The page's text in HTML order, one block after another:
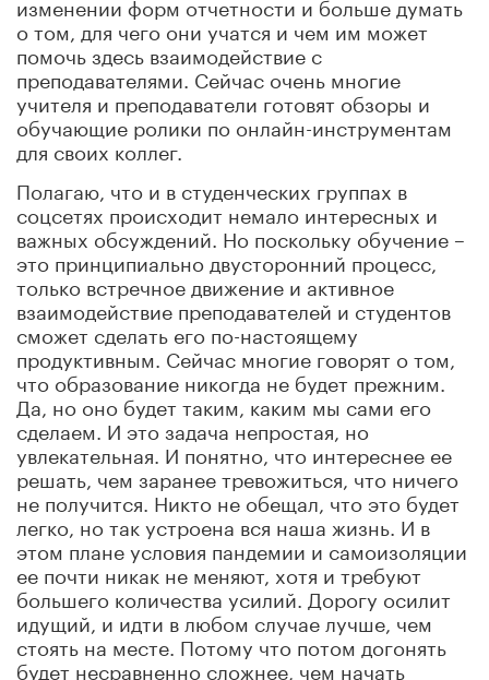
о том, для чего они учатся и чем им может
помочь здесь взаимодействие с
преподавателями. Сейчас очень многие
учителя и преподаватели готовят обзоры и
обучающие ролики по онлайн-инструментам
для своих коллег.
Полагаю, что и в студенческих группах в
соцсетях происходит немало интересных и
важных обсуждений. Но поскольку обучение –
это принципиально двусторонний процесс,
только встречное движение и активное
взаимодействие преподавателей и студентов
сможет сделать его по-настоящему
продуктивным. Сейчас многие говорят о том,
что образование никогда не будет прежним.
Да, но оно будет таким, каким мы сами его
сделаем. И это задача непростая, но
увлекательная. И понятно, что интереснее ее
решать, чем заранее тревожиться, что ничего
не получится. Никто не обещал, что это будет
легко, но так устроена вся наша жизнь. И в
этом плане условия пандемии и самоизоляции
ее почти никак не меняют, хотя и требуют
большего количества усилий. Дорогу осилит
идущий, и идти в любом случае лучше, чем
стоять на месте. Потому что потом догонять
будет несравненно сложнее, чем начать